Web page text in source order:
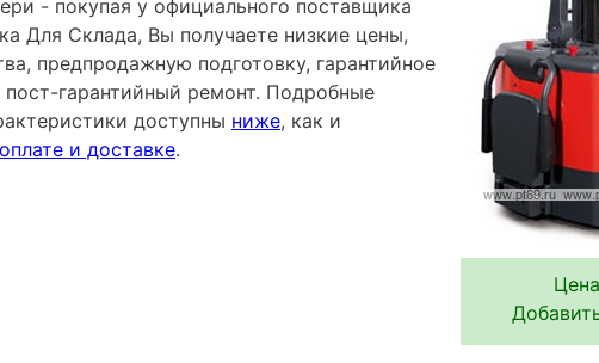
- покупая у официального поставщика
Для Склада, Вы получаете низкие цены,
предпродажную подготовку, гарантийное
гарантийный ремонт. Подробные
доступны ниже, как и
оплате и доставке.